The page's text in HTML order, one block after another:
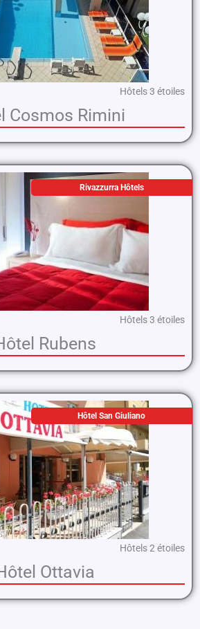
Hôtels 3 étoiles
Cosmos Rimini
Rivazzurra Hôtels
Hôtels 3 étoiles
Rubens
Hôtel San Giuliano
Hôtels 2 étoiles
Ottavia